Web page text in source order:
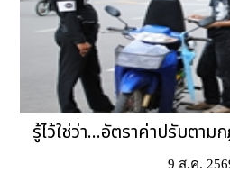
รู้ไว้ใช่ว่า...อัตราค่าปรับตา
9 ส.ค.